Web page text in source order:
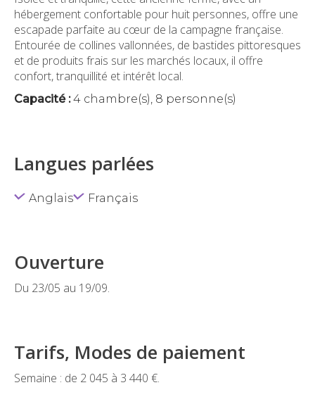
hébergement confortable pour huit personnes, offre une
escapade parfaite au cœur de la campagne française.
Entourée de collines vallonnées, de bastides pittoresques
et de produits frais sur les marchés locaux, il offre
confort, tranquillité et intérêt local.
Capacité :4 chambre(s), 8 personne(s)
Langues parlées
Anglais Français
Ouverture
Du 23/05 au 19/09.
Tarifs, Modes de paiement
Semaine : de 2 045 à 3 440 €.